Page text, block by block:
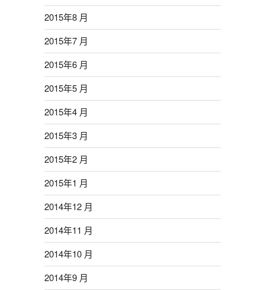
2015年8 月
2015年7 月
2015年6 月
2015年5 月
2015年4 月
2015年3 月
2015年2 月
2015年1 月
2014年12 月
2014年11 月
2014年10 月
2014年9 月